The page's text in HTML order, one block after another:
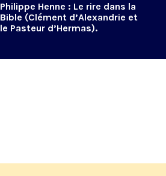
Philippe Henne : Le rire dans la
Bible (Clément d’Alexandrie et
le Pasteur d’Hermas).